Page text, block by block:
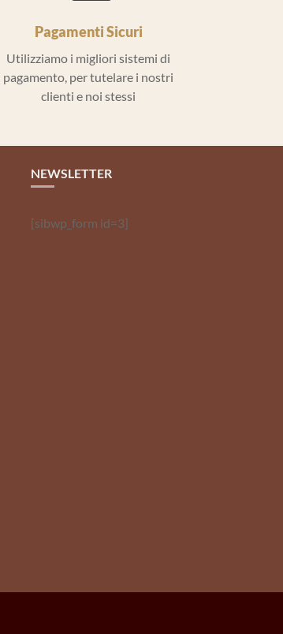
Pagamenti Sicuri
Utilizziamo i migliori sistemi di
pagamento, per tutelare i nostri
clienti e noi stessi
NEWSLETTER
[sibwp_form id=3]